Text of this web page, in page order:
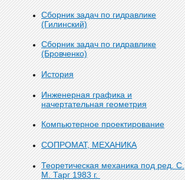
Сборник задач по гидравлике
(Гилинский)
Сборник задач по гидравлике
(Бровченко)
История
Инженерная графика и
начертательная геометрия
Компьютерное проектирование
СОПРОМАТ, МЕХАНИКА
Теоретическая механика под ред. С.
М. Тарг 1983 г.